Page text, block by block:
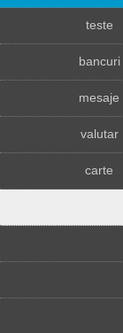
teste
bancuri
mesaje
valutar
carte